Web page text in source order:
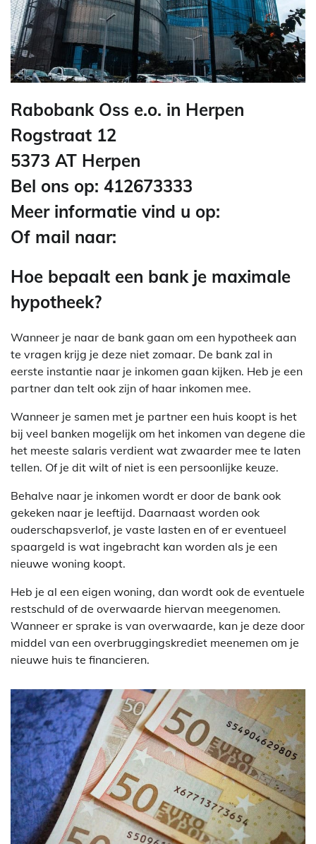
Rabobank Oss e.o. in Herpen
Rogstraat 12
5373 AT Herpen
Bel ons op: 412673333
Meer informatie vind u op:
Of mail naar:
Hoe bepaalt een bank je maximale
hypotheek?
Wanneer je naar de bank gaan om een hypotheek aan
te vragen krijg je deze niet zomaar. De bank zal in
eerste instantie naar je inkomen gaan kijken. Heb je een
partner dan telt ook zijn of haar inkomen mee.
Wanneer je samen met je partner een huis koopt is het
bij veel banken mogelijk om het inkomen van degene die
het meeste salaris verdient wat zwaarder mee te laten
tellen. Of je dit wilt of niet is een persoonlijke keuze.
Behalve naar je inkomen wordt er door de bank ook
gekeken naar je leeftijd. Daarnaast worden ook
ouderschapsverlof, je vaste lasten en of er eventueel
spaargeld is wat ingebracht kan worden als je een
nieuwe woning koopt.
Heb je al een eigen woning, dan wordt ook de eventuele
restschuld of de overwaarde hiervan meegenomen.
Wanneer er sprake is van overwaarde, kan je deze door
middel van een overbruggingskrediet meenemen om je
nieuwe huis te financieren.